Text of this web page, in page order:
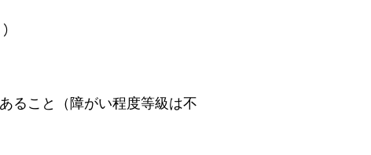
ること（障がい程度等級は不